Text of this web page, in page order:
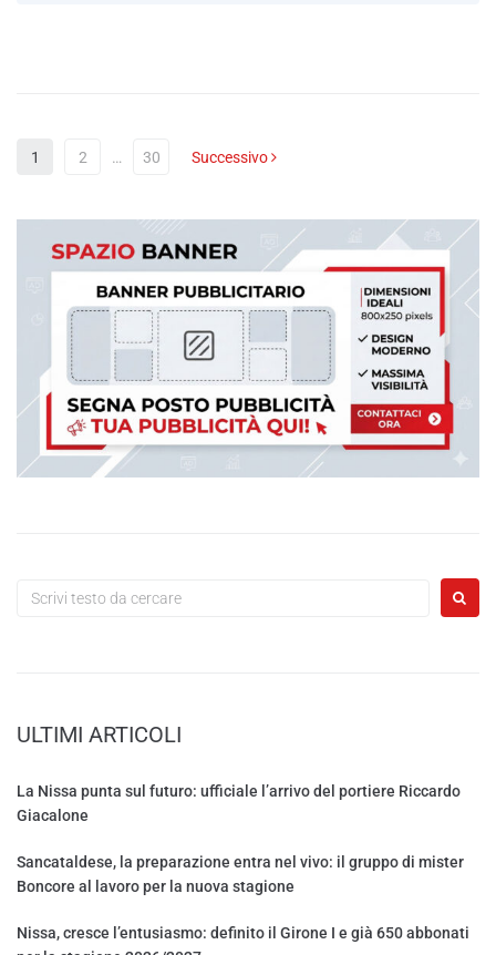
1 2 … 30 Successivo
ULTIMI ARTICOLI
La Nissa punta sul futuro: ufficiale l’arrivo del portiere Riccardo
Giacalone
Sancataldese, la preparazione entra nel vivo: il gruppo di mister
Boncore al lavoro per la nuova stagione
Nissa, cresce l’entusiasmo: definito il Girone I e già 650 abbonati